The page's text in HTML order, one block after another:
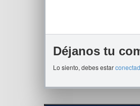
Déjanos tu
Lo siento, debes estar